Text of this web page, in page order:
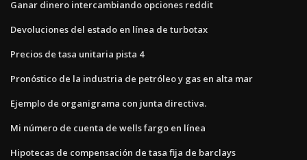
Ganar dinero intercambiando opciones reddit
Devoluciones del estado en línea de turbotax
Precios de tasa unitaria pista 4
Pronóstico de la industria de petróleo y gas en alta mar
Ejemplo de organigrama con junta directiva.
Mi número de cuenta de wells fargo en línea
Hipotecas de compensación de tasa fija de barclays